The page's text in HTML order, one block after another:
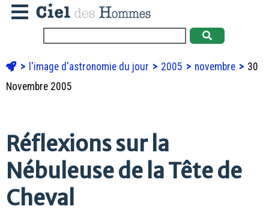
l'image d'astronomie du jour 2005 novembre
30
Novembre 2005
Réflexions sur la
Nébuleuse de la Tête de
Cheval